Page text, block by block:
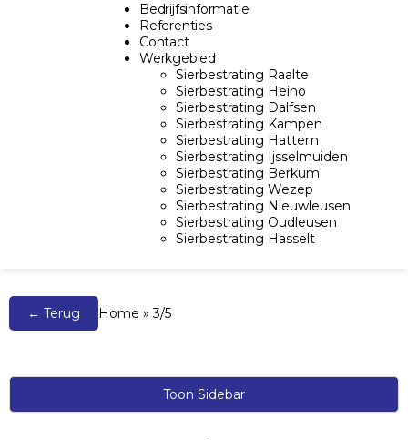
Bedrijfsinformatie
Referenties
Contact
Werkgebied
Sierbestrating Raalte
Sierbestrating Heino
Sierbestrating Dalfsen
Sierbestrating Kampen
Sierbestrating Hattem
Sierbestrating Ijsselmuiden
Sierbestrating Berkum
Sierbestrating Wezep
Sierbestrating Nieuwleusen
Sierbestrating Oudleusen
Sierbestrating Hasselt
← Terug Home »3/5
Toon Sidebar